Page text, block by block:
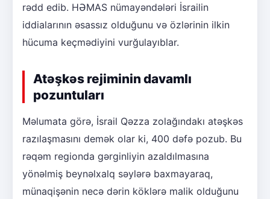
rədd edib. HƏMAS nümayəndələri İsrailin
iddialarının əsassız olduğunu və özlərinin ilkin
hücuma keçmədiyini vurğulayıblar.
Atəşkəs rejiminin davamlı
pozuntuları
Məlumata görə, İsrail Qəzza zolağındakı atəşkəs
razılaşmasını demək olar ki, 400 dəfə pozub. Bu
rəqəm regionda gərginliyin azaldılmasına
yönəlmiş beynəlxalq səylərə baxmayaraq,
münaqişənin necə dərin köklərə malik olduğunu